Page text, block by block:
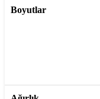
Boyutlar